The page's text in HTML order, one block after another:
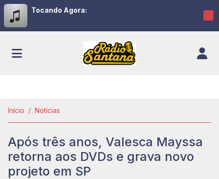
Tocando Agora:
Início Notícias
Após três anos, Valesca Mayssa
retorna aos DVDs e grava novo
projeto em SP